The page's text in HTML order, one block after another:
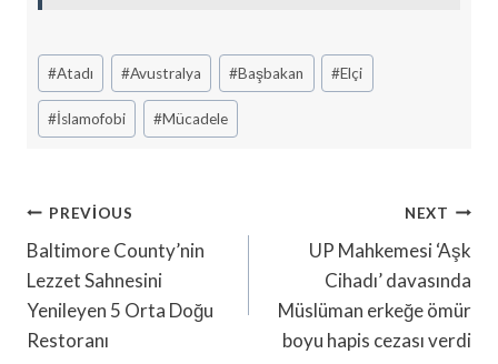
Post
Tags:
#Atadı #Avustralya #Başbakan #Elçi
#İslamofobi #Mücadele
Yazı
Gezinmesi
PREVIOUS
Baltimore County’nin
Lezzet Sahnesini
Yenileyen 5 Orta Doğu
Restoranı
NEXT
UP Mahkemesi ‘Aşk
Cihadı’ davasında
Müslüman erkeğe ömür
boyu hapis cezası verdi